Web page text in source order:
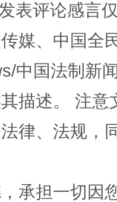
场
表评论感言
媒、中国全
中国法制新
描述。 注
律、法规，
承担一切因